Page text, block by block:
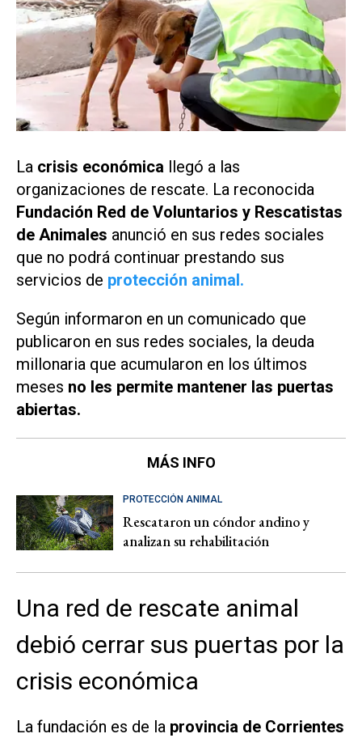
La crisis económica llegó a las
organizaciones de rescate. La reconocida
Fundación Red de Voluntarios y Rescatistas
de Animales anunció en sus redes sociales
que no podrá continuar prestando sus
servicios de protección animal.
Según informaron en un comunicado que
publicaron en sus redes sociales, la deuda
millonaria que acumularon en los últimos
meses no les permite mantener las puertas
abiertas.
MÁS INFO
PROTECCIÓN ANIMAL
Rescataron un cóndor andino y
analizan su rehabilitación
Una red de rescate animal
debió cerrar sus puertas por la
crisis económica
La fundación es de la provincia de Corrientes